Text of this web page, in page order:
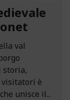
val
storia,
visitatori è
unisce il...